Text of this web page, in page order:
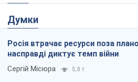
Думки
Росія втрачає ресурси поза
насправді диктує темп війни
Сергій Місюра 5,8 т.